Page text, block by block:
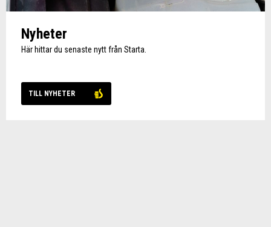
Nyheter
Här hittar du senaste nytt från Starta.
TILL NYHETER